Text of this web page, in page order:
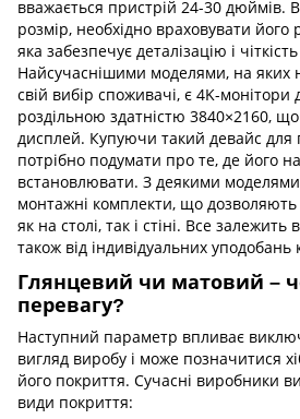
вважається пристрій 24-30
розмір, необхідно враховувати його
яка забезпечує деталізацію і
Найсучаснішими моделями, на яких
свій вибір споживачі, є 4K-
роздільною здатністю 3840×2160,
дисплей. Купуючи такий девайс для
потрібно подумати про те, де його
встановлювати. З деякими моделями
монтажні комплекти, що дозволяють
як на столі, так і стіні. Все залежить
також від індивідуальних уподобань
Глянцевий чи матовий –
перевагу?
Наступний параметр впливає
вигляд виробу і може позначитися
його покриття. Сучасні виробники
види покриття: